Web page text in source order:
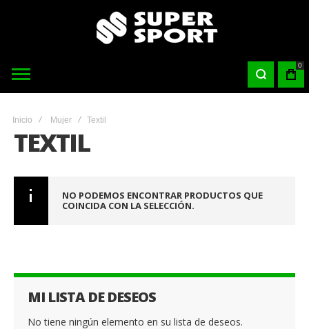
0
Inicio Mujer Textil
TEXTIL
NO PODEMOS ENCONTRAR PRODUCTOS QUE
COINCIDA CON LA SELECCIÓN.
MI LISTA DE DESEOS
No tiene ningún elemento en su lista de deseos.